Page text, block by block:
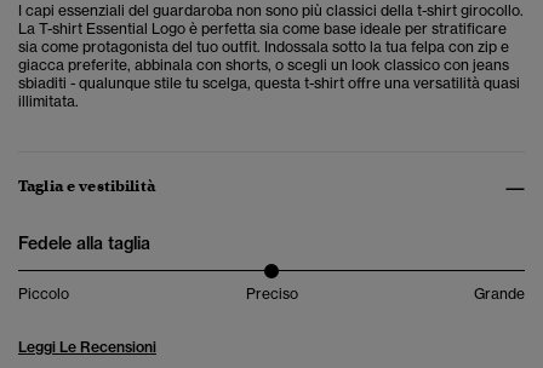
I capi essenziali del guardaroba non sono più classici della t-shirt girocollo.
La T-shirt Essential Logo è perfetta sia come base ideale per stratificare
sia come protagonista del tuo outfit. Indossala sotto la tua felpa con zip e
giacca preferite, abbinala con shorts, o scegli un look classico con jeans
sbiaditi - qualunque stile tu scelga, questa t-shirt offre una versatilità quasi
illimitata.
Taglia e vestibilità
Fedele alla taglia
Piccolo Preciso Grande
Leggi Le Recensioni